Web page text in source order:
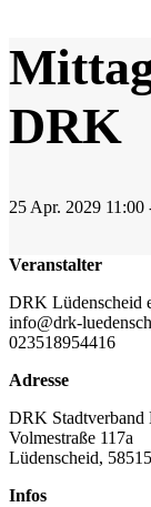
DRK
25 Apr. 2029 11:00
Veranstalter
DRK Lüdenscheid
info@drk-
023518954416
Adresse
DRK Stadtverband
Volmestraße 117a
Lüdenscheid, 58515
Infos